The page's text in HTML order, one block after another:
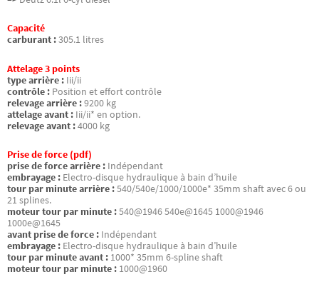
Capacité
carburant :305.1 litres
Attelage 3 points
type arrière : Iii/ii
contrôle : Position et effort contrôle
relevage arrière :9200 kg
attelage avant : Iii/ii* en option.
relevage avant :4000 kg
Prise de force (pdf)
prise de force arrière : Indépendant
embrayage : Electro-disque hydraulique à bain d’huile
tour par minute arrière :540/540e/1000/1000e* 35mm shaft avec 6 ou
21 splines.
moteur tour par minute :540@1946 540e@1645 1000@1946
1000e@1645
avant prise de force : Indépendant
embrayage : Electro-disque hydraulique à bain d’huile
tour par minute avant : 1000* 35mm 6-spline shaft
moteur tour par minute : 1000@1960